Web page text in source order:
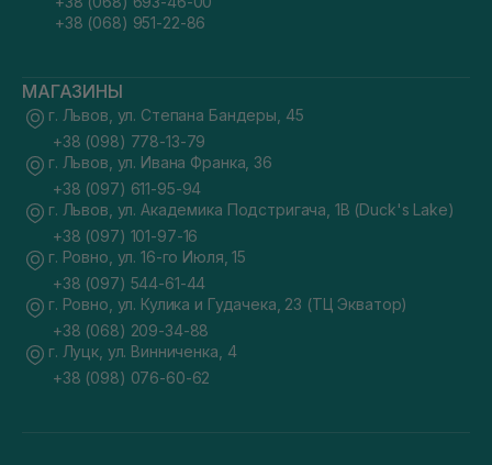
+38 (068) 951-22-86
МАГАЗИНЫ
г. Львов, ул. Степана Бандеры, 45
+38 (098) 778-13-79
г. Львов, ул. Ивана Франка, 36
+38 (097) 611-95-94
г. Львов, ул. Академика Подстригача, 1В (Duck's Lake)
+38 (097) 101-97-16
г. Ровно, ул. 16-го Июля, 15
+38 (097) 544-61-44
г. Ровно, ул. Кулика и Гудачека, 23 (ТЦ Экватор)
+38 (068) 209-34-88
г. Луцк, ул. Винниченка, 4
+38 (098) 076-60-62